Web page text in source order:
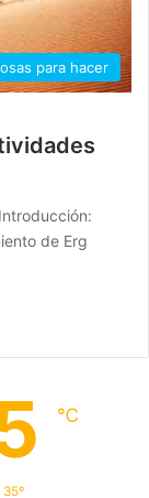
para hacer
de Erg
℃
35º